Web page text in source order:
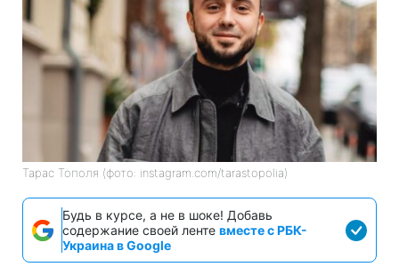
Тарас Тополя (фото: instagram.com/tarastopolia)
Будь в курсе, а не в шоке! Добавь
содержание своей ленте вместе с РБК-
Украина в Google